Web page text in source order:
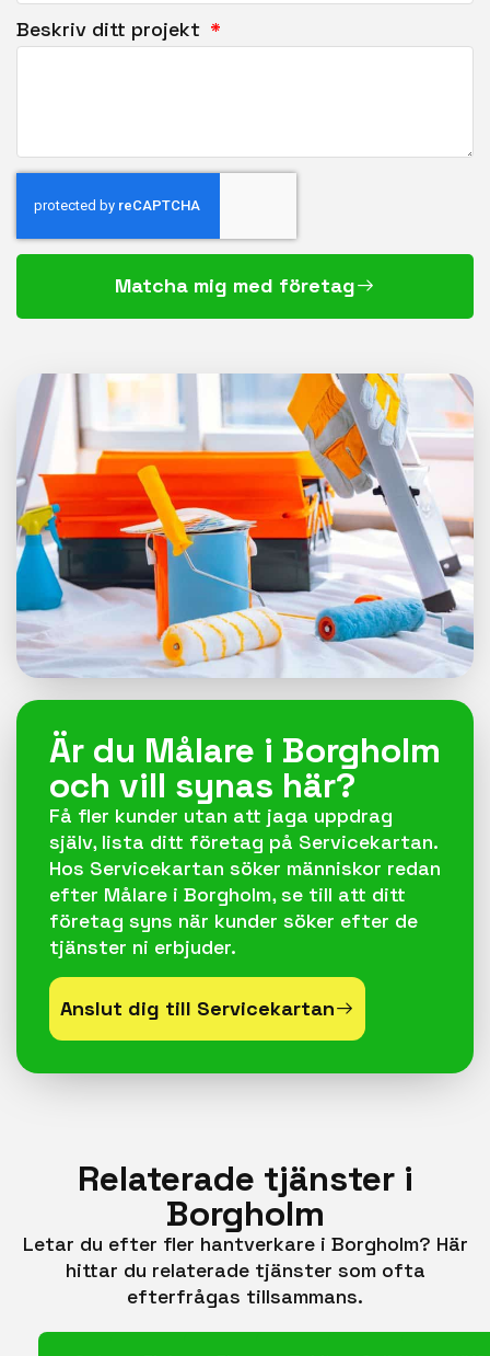
Beskriv ditt projekt
Matcha mig med företag
Är du Målare i Borgholm
och vill synas här?
Få fler kunder utan att jaga uppdrag
själv, lista ditt företag på Servicekartan.
Hos Servicekartan söker människor redan
efter Målare i Borgholm, se till att ditt
företag syns när kunder söker efter de
tjänster ni erbjuder.
Anslut dig till Servicekartan
Relaterade tjänster i
Borgholm
Letar du efter fler hantverkare i Borgholm? Här
hittar du relaterade tjänster som ofta
efterfrågas tillsammans.